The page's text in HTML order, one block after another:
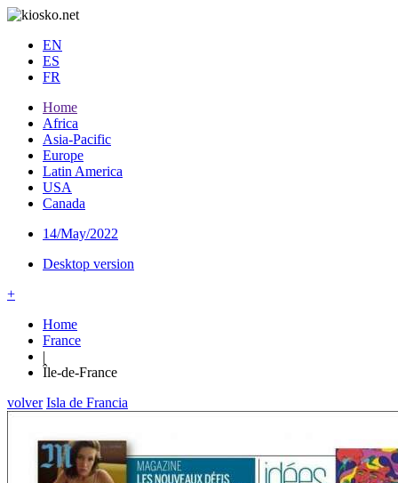
EN
ES
FR
Home
Africa
Asia-Pacific
Europe
Latin America
USA
Canada
14/May/2022
Desktop version
+
Home
France
|
Île-de-France
volver Isla de Francia